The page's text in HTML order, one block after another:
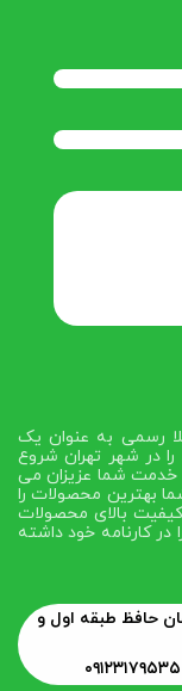
1402 کاملا رسمی به عنوان یک
را در شهر تهران شروع
خدمت شما عزیزان می
بهترین محصولات را
بالای محصولات
کارنامه خود داشته
حافظ طبقه اول و
۰۹۱۲۳۱۷۹۵۳۵